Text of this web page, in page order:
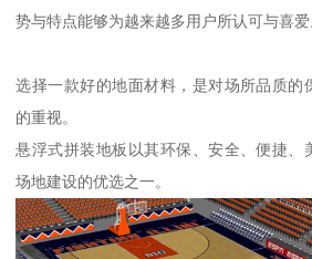
势与特点能够为越来越多用户所认可与喜爱
选择一款好的地面材料，是对场所品质的
的重视。
悬浮式拼装地板以其环保、安全、便捷、
场地建设的优选之一。